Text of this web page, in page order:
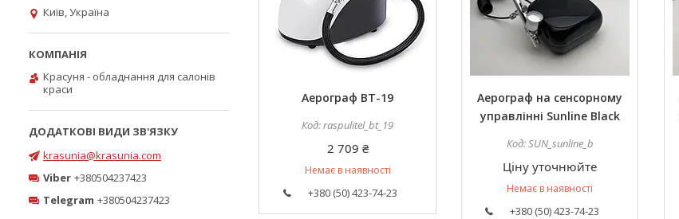
Аерограф BT-19
raspulitel_bt_19
2 709 ₴
Немає в наявності
+380 (50) 423-74-23
Аерограф на сенсорному
управлінні Sunline Black
SUN_sunline_b
Ціну уточнюйте
Немає в наявності
+380 (50) 423-74-23
Київ, Україна
Красуня - обладнання для салонів
краси
krasunia@krasunia.com
Viber +380504237423
Telegram +380504237423